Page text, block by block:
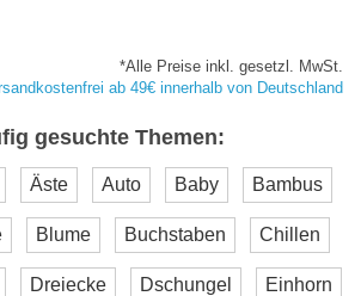
*Alle Preise inkl. gesetzl. MwSt.
ab 49€ innerhalb von Deutschland
gesuchte Themen:
Äste Auto Baby Bambus
Blume Buchstaben Chillen
Dreiecke Dschungel Einhorn